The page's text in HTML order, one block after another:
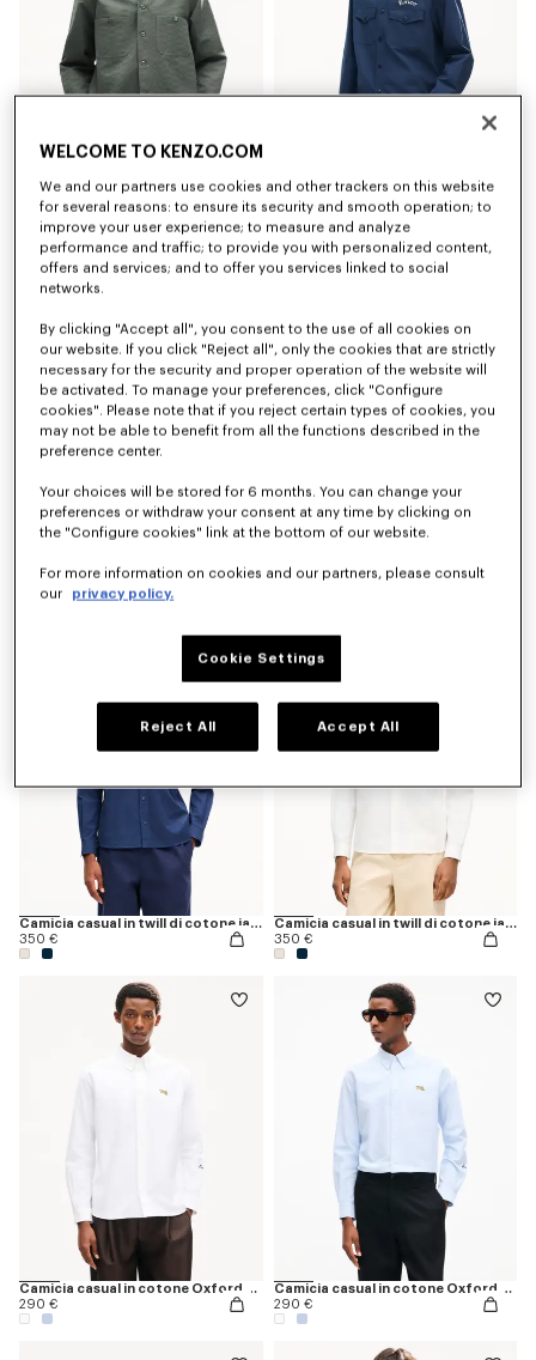
Overshirt workwear in cotone jacquard 'Kenzogram'
490 €
390 €
320 €
350 €
Camicia casual in twill di cotone jacquard 'Kenzogram'
350 €
Camicia casual in twill di cotone jacquard 'Kenzogram'
350 €
Camicia casual in cotone Oxford con ricamo ‘KENZO Jumping Tiger’
290 €
Camicia casual in cotone Oxford con ricamo ‘KENZO Jumping Tiger’
290 €
WELCOME TO KENZO.COM
We and our partners use cookies and other trackers on this website
for several reasons: to ensure its security and smooth operation; to
improve your user experience; to measure and analyze
performance and traffic; to provide you with personalized content,
offers and services; and to offer you services linked to social
networks.
By clicking "Accept all", you consent to the use of all cookies on
our website. If you click "Reject all", only the cookies that are strictly
necessary for the security and proper operation of the website will
be activated. To manage your preferences, click "Configure
cookies". Please note that if you reject certain types of cookies, you
may not be able to benefit from all the functions described in the
preference center.
Your choices will be stored for 6 months. You can change your
preferences or withdraw your consent at any time by clicking on
the "Configure cookies" link at the bottom of our website.
For more information on cookies and our partners, please consult
our
privacy policy.
Cookie Settings
Reject All Accept All